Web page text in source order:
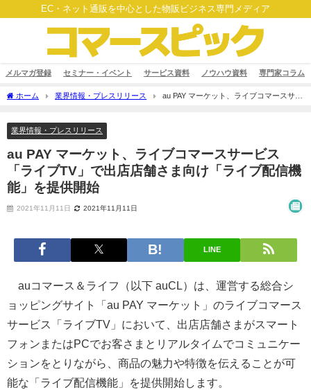
EC・ネット通販を中心とした物販ビジネス専門メディア
メルマガ登録 セミナー・イベント サービス資料 ノウハウ資料 専門家コラム
ホーム 業界情報・プレスリリース
au PAY マーケット、ライブコマースサー
業界情報・プレスリリース
au PAY マーケット、ライブコマースサービス
「ライブTV」で出店店舗さま向け「ライブ配信機
能」を提供開始
2021年11月11日 2021年11月11日
LINE
auコマース＆ライフ（以下 auCL）は、運営する総合シ
ョッピングサイト「au PAY マーケット」のライブコマース
サービス「ライブTV」において、出店店舗さまがスマート
フォンまたはPCでお客さまとリアルタイムでコミュニケー
ションをとりながら、商品の魅力や特徴を伝えることが可
能な「ライブ配信機能」を提供開始します。